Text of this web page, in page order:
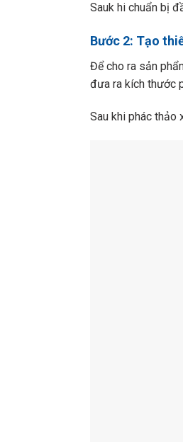
Sauk hi chuẩn bị
Bước 2: Tạo
Để cho ra sản
đưa ra kích thước
Sau khi phác thảo